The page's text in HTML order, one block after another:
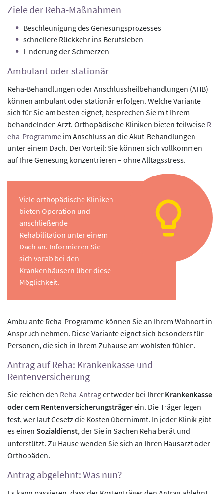
Ziele der Reha-Maßnahmen
Beschleunigung des Genesungsprozesses
schnellere Rückkehr ins Berufsleben
Linderung der Schmerzen
Ambulant oder stationär
Reha-Behandlungen oder Anschlussheilbehandlungen (AHB)
können ambulant oder stationär erfolgen. Welche Variante
sich für Sie am besten eignet, besprechen Sie mit Ihrem
behandelnden Arzt. Orthopädische Kliniken bieten teilweise R
eha-Programme im Anschluss an die Akut-Behandlungen
unter einem Dach. Der Vorteil: Sie können sich vollkommen
auf Ihre Genesung konzentrieren – ohne Alltagsstress.
Viele orthopädische Kliniken
bieten Operation und
anschließende
Rehabilitation unter einem
Dach an. Informieren Sie
sich vorab bei den
Krankenhäusern über diese
Möglichkeit.
Ambulante Reha-Programme können Sie an Ihrem Wohnort in
Anspruch nehmen. Diese Variante eignet sich besonders für
Personen, die sich in Ihrem Zuhause am wohlsten fühlen.
Antrag auf Reha: Krankenkasse und
Rentenversicherung
Sie reichen den Reha-Antragentweder bei Ihrer Krankenkasse
oder dem Rentenversicherungsträgerein. Die Träger legen
fest, wer laut Gesetz die Kosten übernimmt. In jeder Klinik gibt
es einen Sozialdienst, der Sie in Sachen Reha berät und
unterstützt. Zu Hause wenden Sie sich an Ihren Hausarzt oder
Orthopäden.
Antrag abgelehnt: Was nun?